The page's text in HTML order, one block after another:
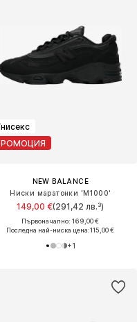
NEW BALANCE
Ниски маратонки 'M1000'
149,00 €(291,42 лв.³)
Първоначално: 169,00 €
Последна най-ниска цена:115,00 €
+1